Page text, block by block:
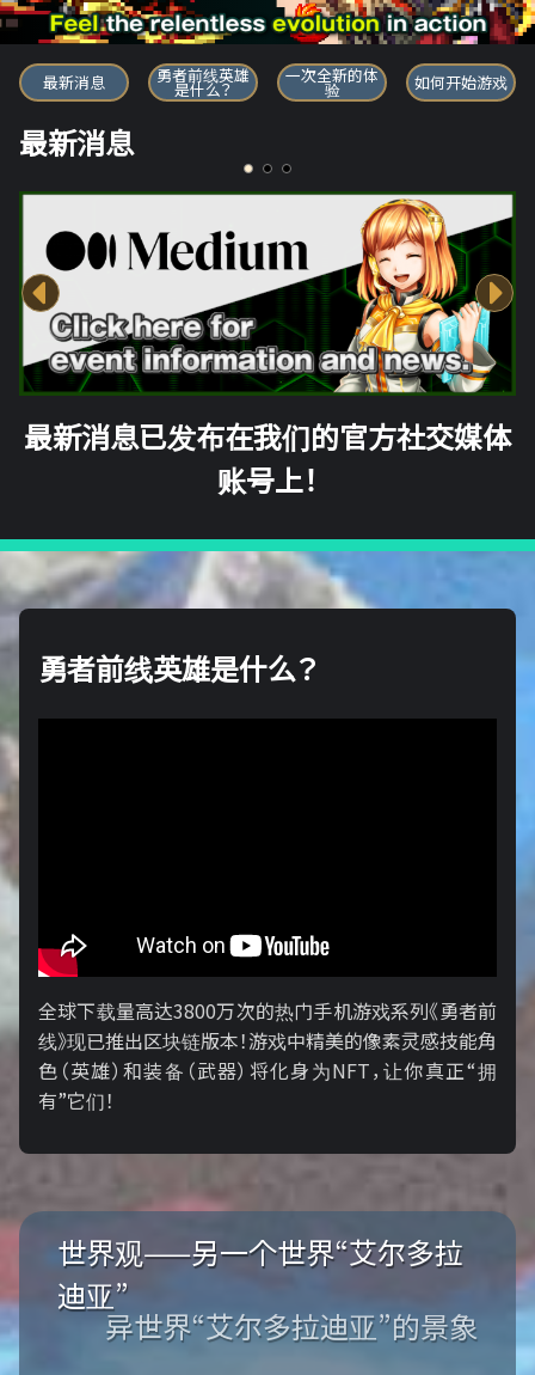
勇者前线英雄
最新消息 勇者前线英雄
是什么？
一次全新的体
验 如何开始游戏
最新消息
最新消息已发布在我们的官方社交媒体
账号上！
勇者前线英雄是什么？
全球下载量高达3800万次的热门手机游戏系列《勇者前
线》现已推出区块链版本！游戏中精美的像素灵感技能角
色（英雄）和装备（武器）将化身为NFT，让你真正“拥
有”它们！
世界观——另一个世界“艾尔多拉
迪亚”
异世界“艾尔多拉迪亚”的景象